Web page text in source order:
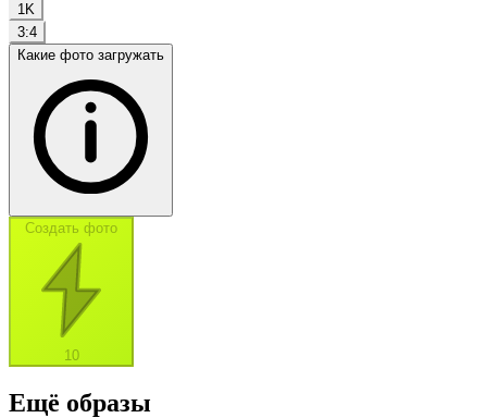
1K
3:4
Какие фото загружать
Создать фото
10
Ещё образы